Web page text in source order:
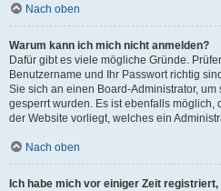
Nach oben
Warum kann ich mich nicht anmelden?
Dafür gibt es viele mögliche Gründe.
Benutzername und Ihr Passwort richtig
Sie sich an einen Board-Administrator,
gesperrt wurden. Es ist ebenfalls
der Website vorliegt, welches ein
Nach oben
Ich habe mich vor einiger Zeit